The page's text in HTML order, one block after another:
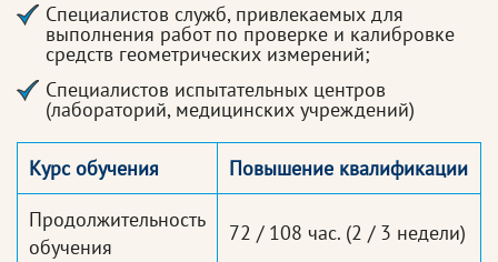
Специалистов служб, привлекаемых для
выполнения работ по проверке и калибровке
средств геометрических измерений;
Специалистов испытательных центров
(лабораторий, медицинских учреждений)
Курс обучения
Повышение квалификации
Продолжительность
обучения
72 / 108 час. (2 / 3 недели)